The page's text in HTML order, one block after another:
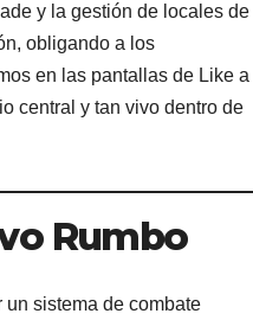
y la gestión de locales de
obligando a los
en las pantallas de Like a
central y tan vivo dentro de
Rumbo
sistema de combate